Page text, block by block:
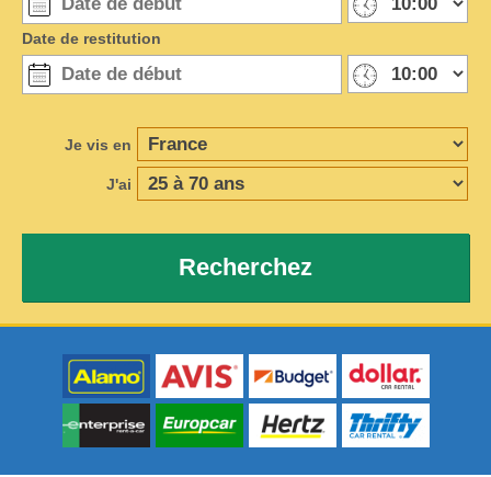
Date de restitution
Je vis en
J'ai
Recherchez